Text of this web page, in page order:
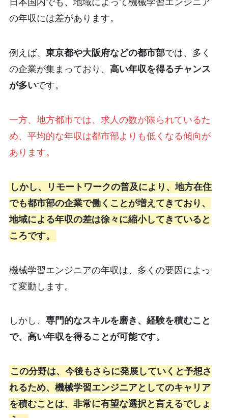
日本国内でも、地域によって機械学習エンジニア
の年収には差があります。
例えば、 東京都や大阪府などの都市部では、多く
の企業が集まっており、 高い年収を得るチャンス
が多いです。
一方、地方都市では、求人の数が限られているた
め、平均的な年収は都市部よりも低くなる傾向が
あります。
しかし、リモートワークの普及により、地方在住
でも都市部の企業で働くことが増えてきており、
地域による年収の差は徐々に縮小してきていると
ころです。
機械学習エンジニアの年収は、多くの要因によっ
て変動します。
しかし、 専門的なスキルを磨き、経験を積むこと
で、高い年収を得ることが可能です。
この分野は、今後もさらに発展していくと予想さ
れるため、機械学習エンジニアとしてのキャリア
を積むことは、非常に有望な選択と言えるでしょ